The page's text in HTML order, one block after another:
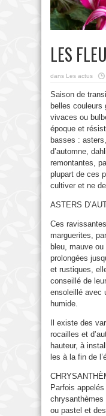
LES
dans Les actus
Saison de
belles couleurs
vivaces ou
époque et
basses :
d’automne,
remontantes,
plupart de ces
cultiver et ne
ASTERS
Ces
marguerites,
bleu, mauve
prolongées
et rustiques,
conseillé de
ensoleillé avec
humide.
Il existe des
rocailles et
hauteur, à
les à la fin de
Parfois
ou pastel et